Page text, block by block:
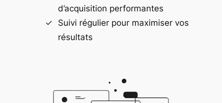
d’acquisition performantes
Suivi régulier pour maximiser vos
résultats